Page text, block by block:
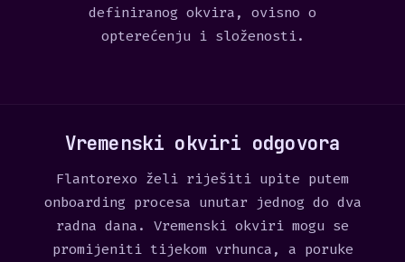
definiranog okvira, ovisno o
opterećenju i složenosti.
Vremenski okviri odgovora
Flantorexo želi riješiti upite putem
onboarding procesa unutar jednog do dva
radna dana. Vremenski okviri mogu se
promijeniti tijekom vrhunca, a poruke